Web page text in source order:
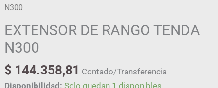
N300
EXTENSOR DE RANGO TENDA
N300
$ 144.358,81 Contado/Transferencia
Disponibilidad: Solo quedan 1 disponibles